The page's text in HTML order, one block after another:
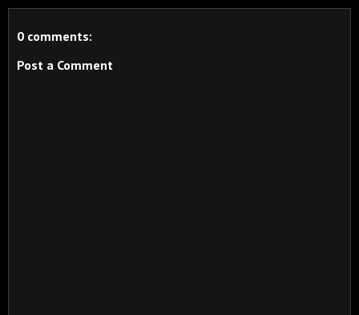
0 comments:
Post a Comment